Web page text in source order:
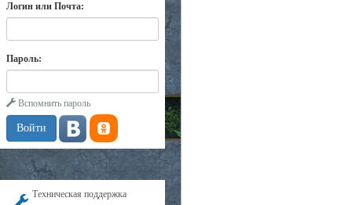
Логин или Почта:
Пароль:
Вспомнить пароль
Техническая поддержка